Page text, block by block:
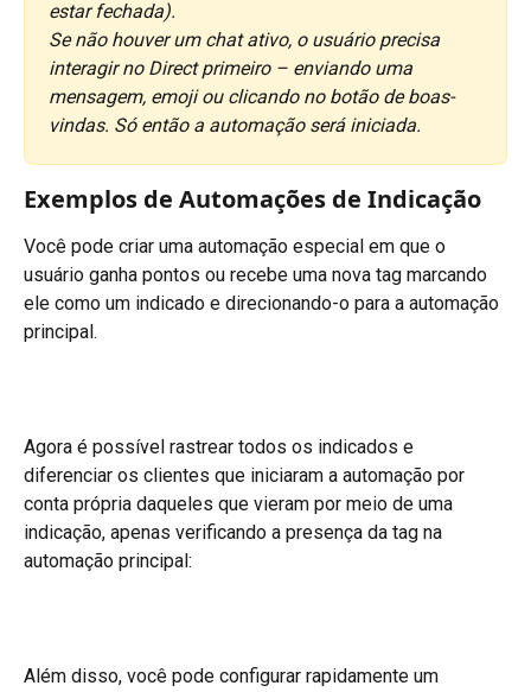
estar fechada).
Se não houver um chat ativo, o usuário precisa
interagir no Direct primeiro – enviando uma
mensagem, emoji ou clicando no botão de boas-
vindas. Só então a automação será iniciada.
Exemplos de Automações de Indicação
Você pode criar uma automação especial em que o
usuário ganha pontos ou recebe uma nova tag marcando
ele como um indicado e direcionando-o para a automação
principal.
Agora é possível rastrear todos os indicados e
diferenciar os clientes que iniciaram a automação por
conta própria daqueles que vieram por meio de uma
indicação, apenas verificando a presença da tag na
automação principal:
Além disso, você pode configurar rapidamente um